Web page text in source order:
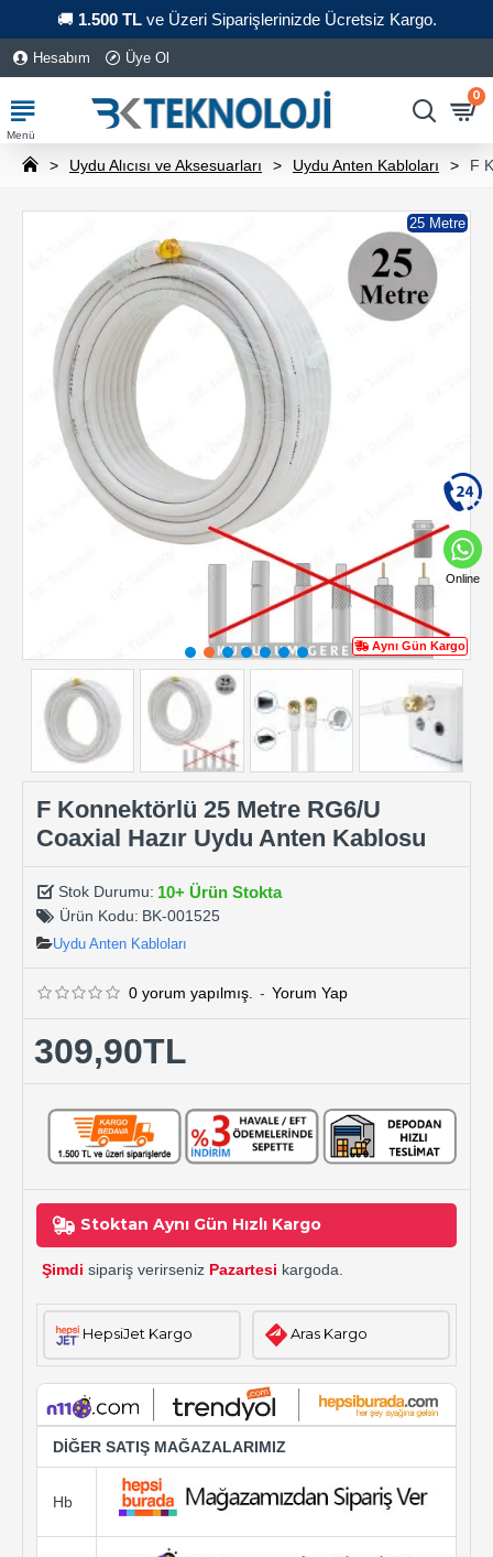
🚚 1.500 TLve Üzeri Siparişlerinizde Ücretsiz Kargo.
Hesabım Üye Ol
0
Uydu Alıcısı ve Aksesuarları Uydu Anten Kabloları F
Aynı Gün Kargo
25 Metre
F Konnektörlü 25 Metre RG6/U
Coaxial Hazır Uydu Anten Kablosu
Stok Durumu: 10+ Ürün Stokta
Ürün Kodu: BK-001525
Uydu Anten Kabloları
0 yorum yapılmış. - Yorum Yap
309,90TL
Stoktan Aynı Gün Hızlı Kargo
Şimdi sipariş verirseniz Pazartesi kargoda.
HepsiJet Kargo Aras Kargo
DİĞER SATIŞ MAĞAZALARIMIZ
Hb
Online